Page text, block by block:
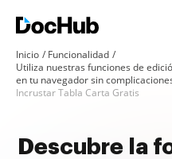
Inicio
Funcionalidad
Utiliza nuestras funciones de
en tu navegador sin
Incrustar Tabla Carta Gratis
Descubre la